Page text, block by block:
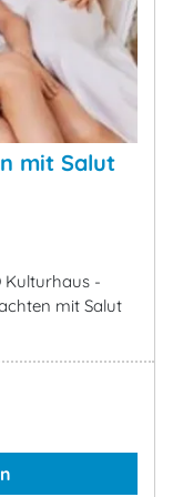
mit Salut
Kulturhaus -
mit Salut